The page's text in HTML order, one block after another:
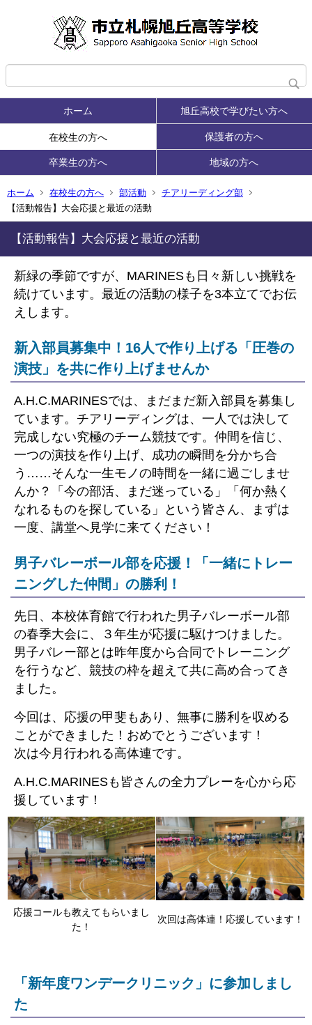
ホーム 旭丘高校で学びたい方へ
在校生の方へ 保護者の方へ
卒業生の方へ 地域の方へ
ホーム 在校生の方へ 部活動
チアリーディング部
【活動報告】大会応援と最近の活動
【活動報告】大会応援と最近の活動
新緑の季節ですが、MARINESも日々新しい挑戦を
続けています。最近の活動の様子を3本立てでお伝
えします。
新入部員募集中！16人で作り上げる「圧巻の
演技」を共に作り上げませんか
A.H.C.MARINESでは、まだまだ新入部員を募集し
ています。チアリーディングは、一人では決して
完成しない究極のチーム競技です。仲間を信じ、
一つの演技を作り上げ、成功の瞬間を分かち合
う……そんな一生モノの時間を一緒に過ごしませ
んか？「今の部活、まだ迷っている」「何か熱く
なれるものを探している」という皆さん、まずは
一度、講堂へ見学に来てください！
男子バレーボール部を応援！「一緒にトレー
ニングした仲間」の勝利！
先日、本校体育館で行われた男子バレーボール部
の春季大会に、３年生が応援に駆けつけました。
男子バレー部とは昨年度から合同でトレーニング
を行うなど、競技の枠を超えて共に高め合ってき
ました。
今回は、応援の甲斐もあり、無事に勝利を収める
ことができました！おめでとうございます！
次は今月行われる高体連です。
A.H.C.MARINESも皆さんの全力プレーを心から応
援しています！
応援コールも教えてもらいまし
た！
次回は高体連！応援しています！
「新年度ワンデークリニック」に参加しまし
た